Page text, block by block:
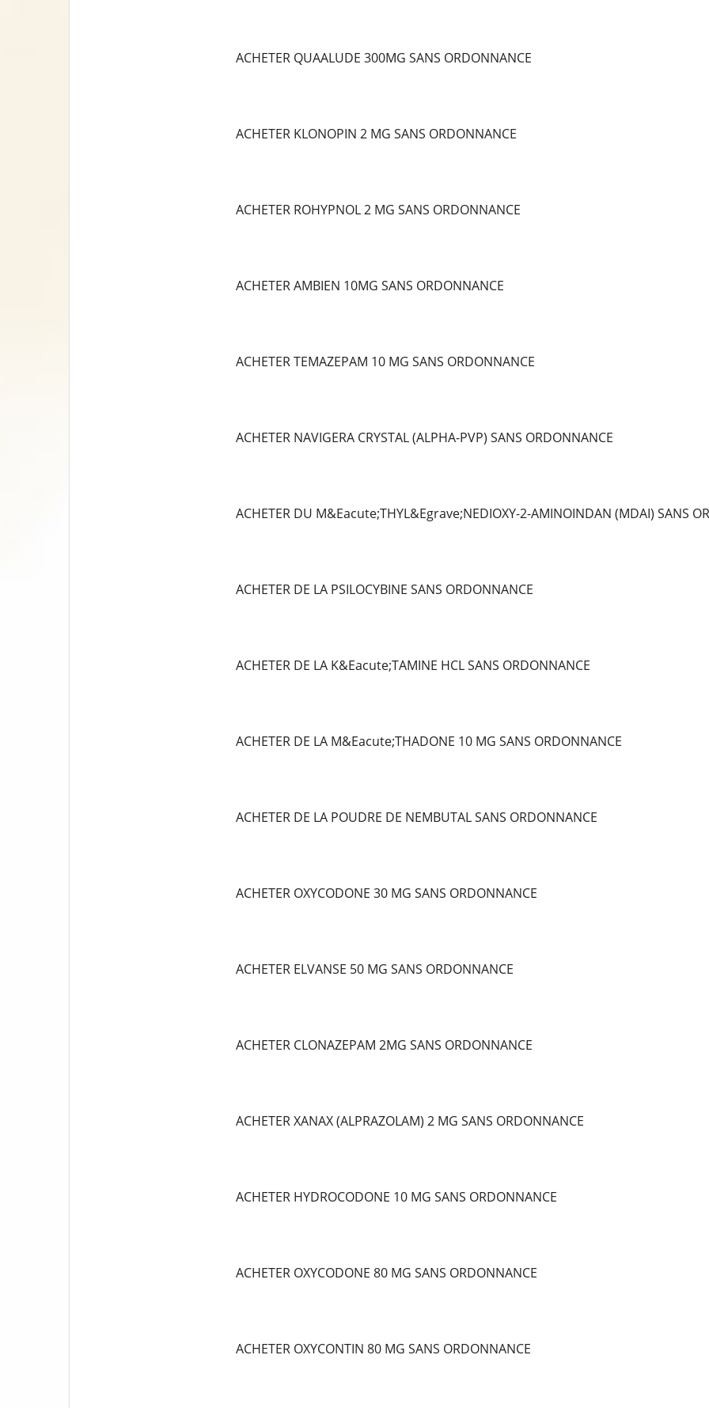
ACHETER QUAALUDE 300MG SANS ORDONNANCE
ACHETER KLONOPIN 2 MG SANS ORDONNANCE
ACHETER ROHYPNOL 2 MG SANS ORDONNANCE
ACHETER AMBIEN 10MG SANS ORDONNANCE
ACHETER TEMAZEPAM 10 MG SANS ORDONNANCE
ACHETER NAVIGERA CRYSTAL (ALPHA-PVP) SANS ORDONNANCE
ACHETER DU M&Eacute;THYL&Egrave;NEDIOXY-2-AMINOINDAN (MDAI) SANS
ACHETER DE LA PSILOCYBINE SANS ORDONNANCE
ACHETER DE LA K&Eacute;TAMINE HCL SANS ORDONNANCE
ACHETER DE LA M&Eacute;THADONE 10 MG SANS ORDONNANCE
ACHETER DE LA POUDRE DE NEMBUTAL SANS ORDONNANCE
ACHETER OXYCODONE 30 MG SANS ORDONNANCE
ACHETER ELVANSE 50 MG SANS ORDONNANCE
ACHETER CLONAZEPAM 2MG SANS ORDONNANCE
ACHETER XANAX (ALPRAZOLAM) 2 MG SANS ORDONNANCE
ACHETER HYDROCODONE 10 MG SANS ORDONNANCE
ACHETER OXYCODONE 80 MG SANS ORDONNANCE
ACHETER OXYCONTIN 80 MG SANS ORDONNANCE